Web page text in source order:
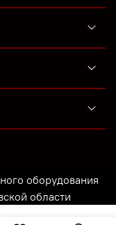
оборудования
области